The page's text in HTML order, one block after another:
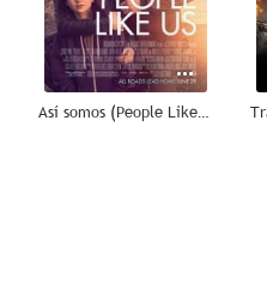
Así somos (People Like Us)